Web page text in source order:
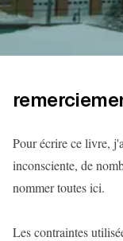
Pour écrire ce livre,
inconsciente, de
nommer toutes ici.
Les contraintes